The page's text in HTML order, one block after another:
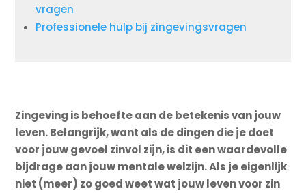
vragen
Professionele hulp bij zingevingsvragen
Zingeving is behoefte aan de betekenis van jouw
leven. Belangrijk, want als de dingen die je doet
voor jouw gevoel zinvol zijn, is dit een waardevolle
bijdrage aan jouw mentale welzijn. Als je eigenlijk
niet (meer) zo goed weet wat jouw leven voor zin